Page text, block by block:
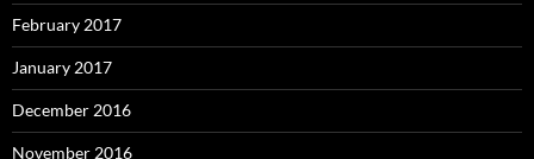
February 2017
January 2017
December 2016
November 2016